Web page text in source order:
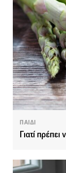
ΠΑΙΔΙ
Γιατί